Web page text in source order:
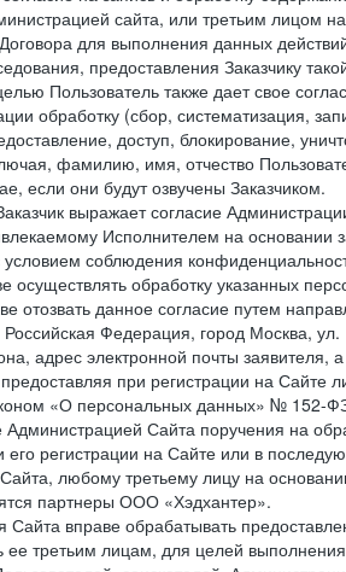
сайта, или третьим лицом
для выполнения данных
предоставления Заказчику
Пользователь также дает свое
обработку (сбор, систематизация,
доступ, блокирование,
фамилию, имя, отчество
если они будут озвучены Заказчиком.
выражает согласие
Исполнителем на основании
условием соблюдения
осуществлять обработку указанных
отозвать данное согласие путем
Федерация, город Москва,
адрес электронной почты
при регистрации на
«О персональных данных» № 152-
Администрацией Сайта поручения на
его регистрации на Сайте или в
любому третьему лицу на
партнеры ООО «Хэдхантер».
Сайта вправе обрабатывать
ее третьим лицам, для целей